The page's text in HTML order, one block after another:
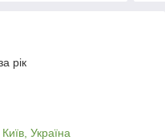
рік
Україна